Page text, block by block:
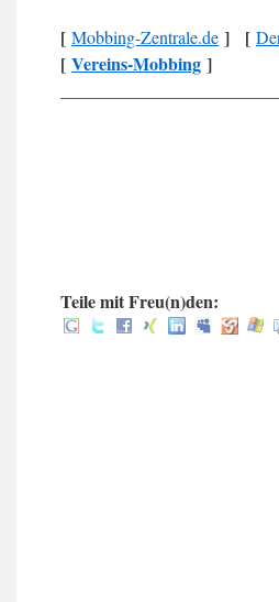
[ Mobbing-Zentrale.de ] [
[ Vereins-Mobbing ]
Teile mit Freu(n)den: